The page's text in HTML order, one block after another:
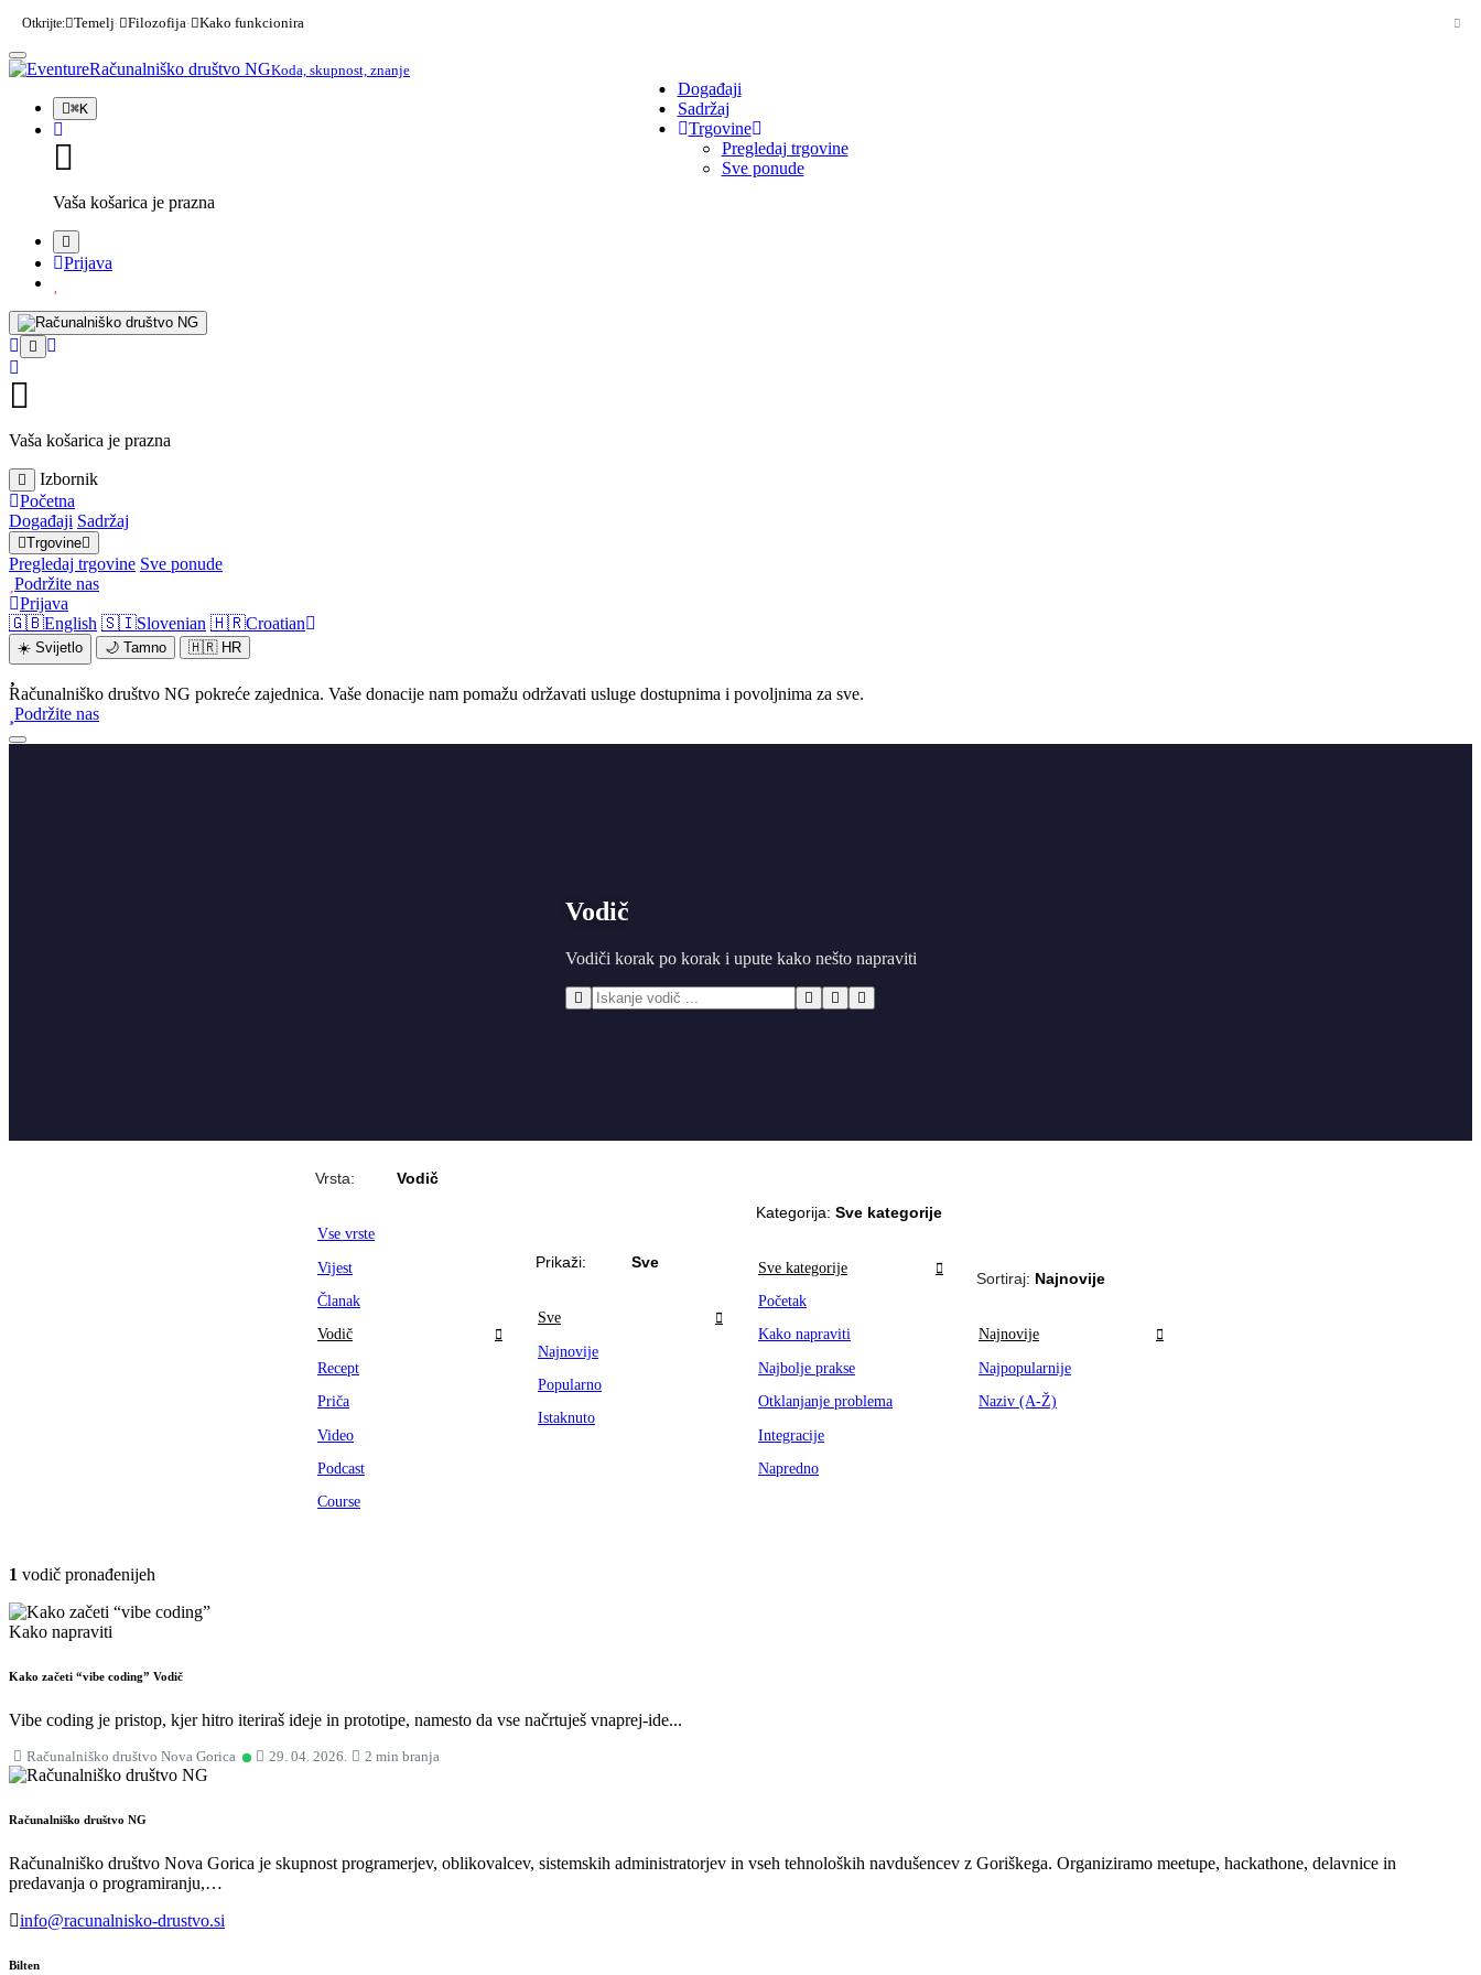
Otkrijte: Temelj· Filozofija· Kako funkcionira
Računalniško društvo NGKoda, skupnost, znanje
Događaji
Sadržaj
Trgovine
Pregledaj trgovine
Sve ponude
⌘K
Vaša košarica je prazna
Prijava
Vaša košarica je prazna
Izbornik
Početna
Događaji Sadržaj
Trgovine
Pregledaj trgovine Sve ponude
Podržite nas
Prijava
🇬🇧English 🇸🇮Slovenian 🇭🇷Croatian
☀️ Svijetlo 🌙 Tamno 🇭🇷 HR
Računalniško društvo NG pokreće zajednica. Vaše donacije nam pomažu održavati usluge dostupnima i povoljnima za sve.
Podržite nas
Vodič
Vodiči korak po korak i upute kako nešto napraviti
Vrsta: Vodič
Vse vrste
Vijest
Članak
Vodič
Recept
Priča
Video
Podcast
Course
Prikaži: Sve
Sve
Najnovije
Popularno
Istaknuto
Kategorija: Sve kategorije
Sve kategorije
Početak
Kako napraviti
Najbolje prakse
Otklanjanje problema
Integracije
Napredno
Sortiraj: Najnovije
Najnovije
Najpopularnije
Naziv (A-Ž)
1 vodič pronađenijeh
Kako napraviti
Kako začeti “vibe coding” Vodič
Vibe coding je pristop, kjer hitro iteriraš ideje in prototipe, namesto da vse načrtuješ vnaprej-ide...
Računalniško društvo Nova Gorica 29. 04. 2026. 2 min branja
Računalniško društvo NG
Računalniško društvo Nova Gorica je skupnost programerjev, oblikovalcev, sistemskih administratorjev in vseh tehnoloških navdušencev z Goriškega. Organiziramo meetupe, hackathone, delavnice in
predavanja o programiranju,…
info@racunalnisko-drustvo.si
Bilten